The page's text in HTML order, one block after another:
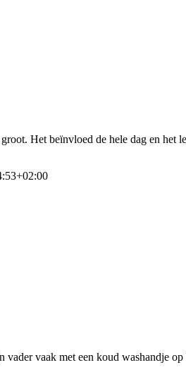
Het beïnvloed de hele dag en
vaak met een koud washandje